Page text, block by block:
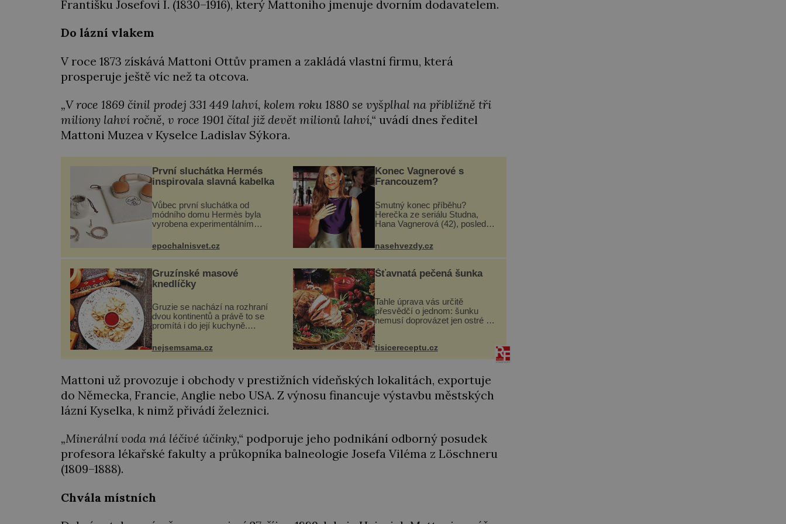
Františku Josefovi I. (1830–1916), který Mattoniho jmenuje dvorním dodavatelem.
Do lázní vlakem
V roce 1873 získává Mattoni Ottův pramen a zakládá vlastní firmu, která
prosperuje ještě víc než ta otcova.
„V roce 1869 činil prodej 331 449 lahví, kolem roku 1880 se vyšplhal na přibližně tři
miliony lahví ročně, v roce 1901 čítal již devět milionů lahví,“ uvádí dnes ředitel
Mattoni Muzea v Kyselce Ladislav Sýkora.
První sluchátka Hermés
inspirovala slavná kabelka
Vůbec první sluchátka od
módního domu Hermès byla
vyrobena experimentálním
Horizons. Elegantní gadget si
vyžádal dva roky vývoje a
chlubí se ručně šitou hovězí
kůží a kovový...
epochalnisvet.cz
Konec Vagnerové s
Francouzem?
Smutný konec příběhu?
Herečka ze seriálu Studna,
Hana Vagnerová (42), poslední
Ačkoli časy její anorexie jsou už
dávno pryč a opět se pyšnila
ženskými křivkami, najednou
s...
nasehvezdy.cz
Gruzínské masové
knedlíčky
Gruzie se nachází na rozhraní
dvou kontinentů a právě to se
promítá i do její kuchyně.
Snoubí se v ní evropské a
asijské chutě a díky tomu
vznikají rozmanité a chuťově
nejsemsama.cz
Šťavnatá pečená šunka
Tahle úprava vás určitě
přesvědčí o jednom: šunku
nemusí doprovázet jen ostré a
slané chutě. Navíc s ní
nakrmíte poměrně hodně
hladových krků. Ingredience
sádlo 3 kg šunky vcelku 3
tisicereceptu.cz
Mattoni už provozuje i obchody v prestižních vídeňských lokalitách, exportuje
do Německa, Francie, Anglie nebo USA. Z výnosu financuje výstavbu městských
lázní Kyselka, k nimž přivádí železnici.
„Minerální voda má léčivé účinky,“ podporuje jeho podnikání odborný posudek
profesora lékařské fakulty a průkopníka balneologie Josefa Viléma z Löschneru
(1809–1888).
Chvála místních